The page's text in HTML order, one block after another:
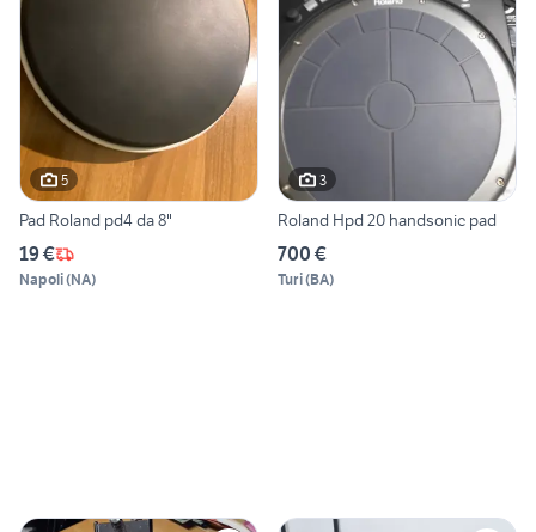
5
Pad Roland pd4 da 8"
19 €
Napoli(NA)
3
Roland Hpd 20 handsonic pad
700 €
Turi(BA)